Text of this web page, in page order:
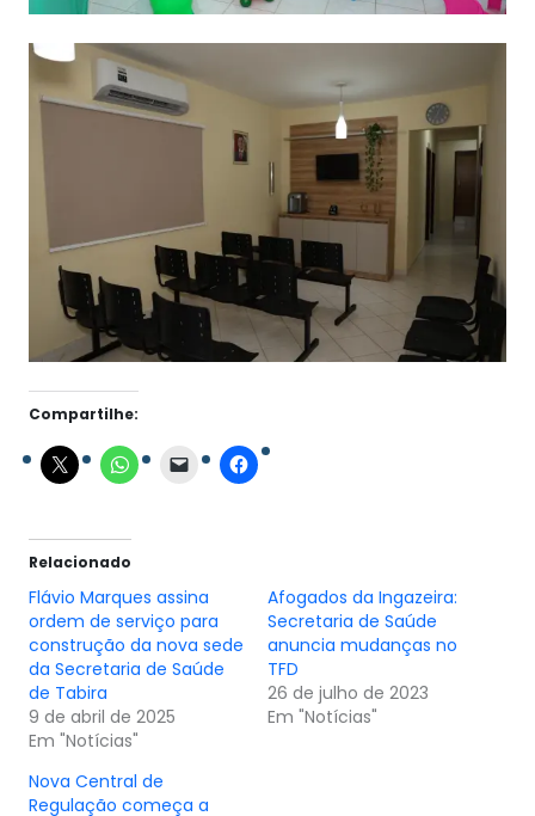
Compartilhe:
Relacionado
Flávio Marques assina
ordem de serviço para
construção da nova sede
da Secretaria de Saúde
de Tabira
9 de abril de 2025
Em "Notícias"
Afogados da Ingazeira:
Secretaria de Saúde
anuncia mudanças no
TFD
26 de julho de 2023
Em "Notícias"
Nova Central de
Regulação começa a